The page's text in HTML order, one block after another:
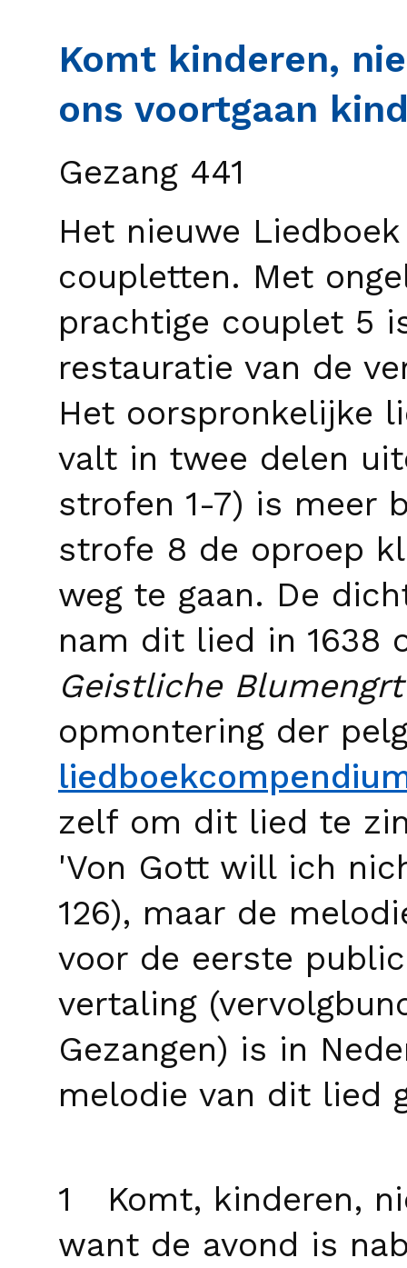
Komt kinderen,
ons voortgaan
Gezang 441
Het nieuwe
coupletten. Met
prachtige couplet 5
restauratie van de
Het oorspronkelijke
valt in twee delen
strofen 1-7) is meer
strofe 8 de oproep
weg te gaan. De
nam dit lied in 1638
Geistliche
opmontering der
zelf om dit lied te
'Von Gott will ich
126), maar de
voor de eerste
vertaling
Gezangen) is in
melodie van dit lied
1 Komt, kinderen,
want de avond is